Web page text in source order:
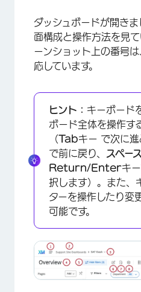
ダッシュボードが開き
面構成と操作方法を見
ーンショット上の番号
応しています。
ヒント： キーボード
ボード全体を操作す
（Tabキー で次に進
で前に戻り、
スペー
Return/Enterキ
択します）。また、
ターを操作したり変
可能です。